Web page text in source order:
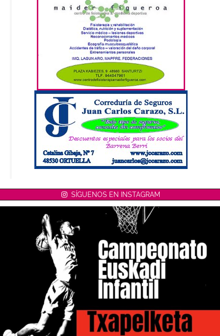
SÍGUENOS EN INSTAGRAM